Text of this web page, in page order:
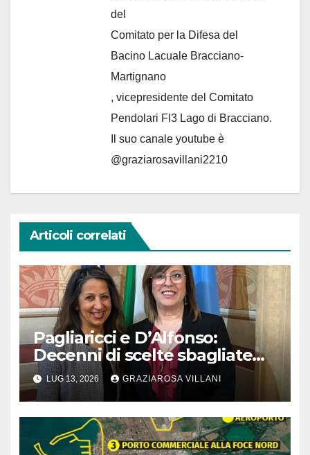
del
Comitato per la Difesa del
Bacino Lacuale Bracciano-
Martignano
, vicepresidente del Comitato
Pendolari Fl3 Lago di Bracciano.
Il suo canale youtube è
@graziarosavillani2210
Articoli correlati
Pagliaricci e D’Alfonso:
Decenni di scelte sbagliate
hanno creato un “non luogo”.
Ora si ricostruisce
LUG 13, 2026 GRAZIAROSA VILLANI